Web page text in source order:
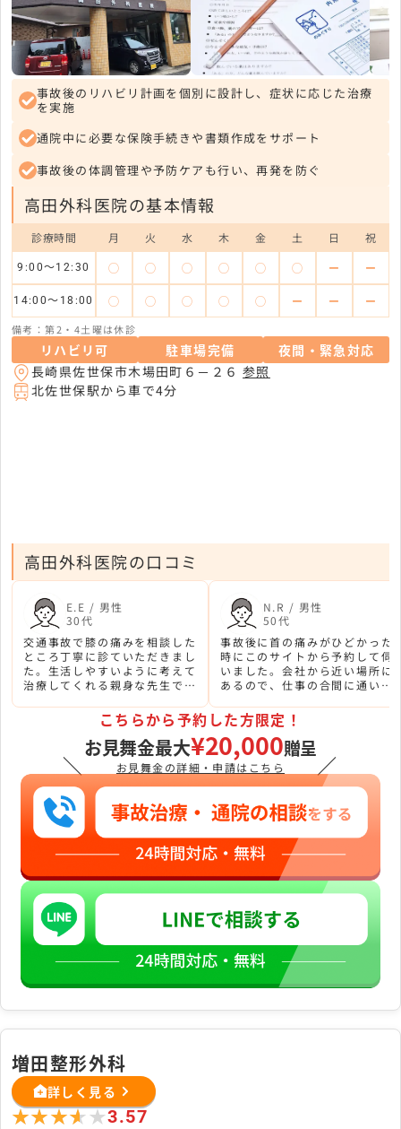
事故後のリハビリ計画を個別に設計し、症状に応じた治療
を実施
通院中に必要な保険手続きや書類作成をサポート
事故後の体調管理や予防ケアも行い、再発を防ぐ
高田外科医院の基本情報
診療時間 月 火 水 木 金 土 日 祝
9:00～12:30 ◯ ◯ ◯ ◯ ◯ ◯ ー ー
14:00～18:00 ◯ ◯ ◯ ◯ ◯ ー ー ー
備考：第2・4土曜は休診
リハビリ可 駐車場完備
夜間・緊急対応
長崎県佐世保市木場田町６－２６参照
北佐世保駅から車で4分
高田外科医院の口コミ
E.E / 男性
30代
交通事故で膝の痛みを相談した
ところ丁寧に診ていただきまし
た。生活しやすいように考えて
治療してくれる親身な先生で、
N.R / 男性
50代
事故後に首の痛みがひどかった
時にこのサイトから予約して伺
いました。会社から近い場所に
あるので、仕事の合間に通いや
＼
こちらから予約した方限定！
お見舞金最大¥20,000贈呈
お見舞金の詳細・申請はこちら ／
増田整形外科
詳しく見る
★★★★★
★★★★★3.57